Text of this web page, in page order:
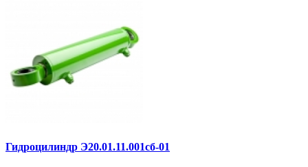
Гидроцилиндр Э20.01.11.001сб-01